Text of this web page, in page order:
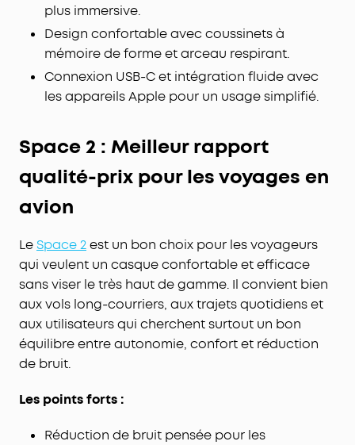
plus immersive.
Design confortable avec coussinets à
mémoire de forme et arceau respirant.
Connexion USB-C et intégration fluide avec
les appareils Apple pour un usage simplifié.
Space 2 : Meilleur rapport
qualité-prix pour les voyages en
avion
Le Space 2est un bon choix pour les voyageurs
qui veulent un casque confortable et efficace
sans viser le très haut de gamme. Il convient bien
aux vols long-courriers, aux trajets quotidiens et
aux utilisateurs qui cherchent surtout un bon
équilibre entre autonomie, confort et réduction
de bruit.
Les points forts :
Réduction de bruit pensée pour les